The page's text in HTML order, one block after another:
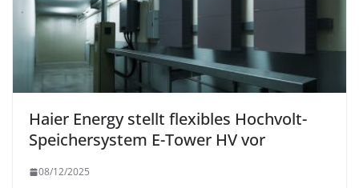
Haier Energy stellt flexibles Hochvolt-
Speichersystem E-Tower HV vor
08/12/2025